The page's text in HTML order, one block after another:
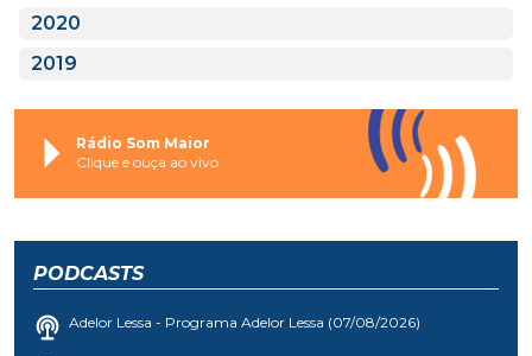
2020
2019
Rádio Som Maior
Clique e ouça ao vivo
PODCASTS
Adelor Lessa - Programa Adelor Lessa (07/08/2026)